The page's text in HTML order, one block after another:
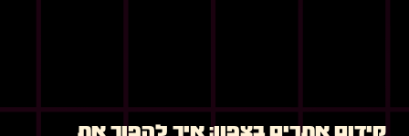
קידום אתרים בצפון: איך להפוך את